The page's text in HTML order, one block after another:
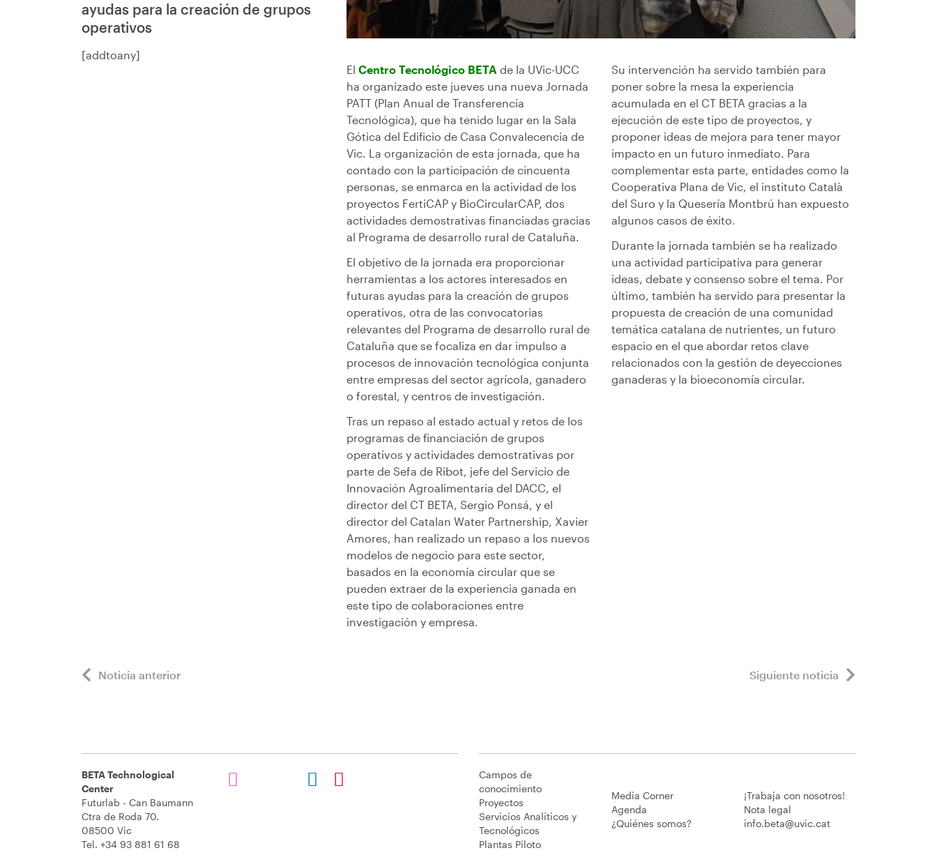
ayudas para la creación de grupos
operativos
[addtoany]
El Centro Tecnológico BETA de la UVic-UCC
ha organizado este jueves una nueva Jornada
PATT (Plan Anual de Transferencia
Tecnológica), que ha tenido lugar en la Sala
Gótica del Edificio de Casa Convalecencia de
Vic. La organización de esta jornada, que ha
contado con la participación de cincuenta
personas, se enmarca en la actividad de los
proyectos FertiCAP y BioCircularCAP, dos
actividades demostrativas financiadas gracias
al Programa de desarrollo rural de Cataluña.
El objetivo de la jornada era proporcionar
herramientas a los actores interesados en
futuras ayudas para la creación de grupos
operativos, otra de las convocatorias
relevantes del Programa de desarrollo rural de
Cataluña que se focaliza en dar impulso a
procesos de innovación tecnológica conjunta
entre empresas del sector agrícola, ganadero
o forestal, y centros de investigación.
Tras un repaso al estado actual y retos de los
programas de financiación de grupos
operativos y actividades demostrativas por
parte de Sefa de Ribot, jefe del Servicio de
Innovación Agroalimentaria del DACC, el
director del CT BETA, Sergio Ponsá, y el
director del Catalan Water Partnership, Xavier
Amores, han realizado un repaso a los nuevos
modelos de negocio para este sector,
basados en la economía circular que se
pueden extraer de la experiencia ganada en
este tipo de colaboraciones entre
investigación y empresa.
Su intervención ha servido también para
poner sobre la mesa la experiencia
acumulada en el CT BETA gracias a la
ejecución de este tipo de proyectos, y
proponer ideas de mejora para tener mayor
impacto en un futuro inmediato. Para
complementar esta parte, entidades como la
Cooperativa Plana de Vic, el instituto Català
del Suro y la Quesería Montbrú han expuesto
algunos casos de éxito.
Durante la jornada también se ha realizado
una actividad participativa para generar
ideas, debate y consenso sobre el tema. Por
último, también ha servido para presentar la
propuesta de creación de una comunidad
temática catalana de nutrientes, un futuro
espacio en el que abordar retos clave
relacionados con la gestión de deyecciones
ganaderas y la bioeconomía circular.
Noticia anterior Siguiente noticia
BETA Technological
Center
Futurlab - Can Baumann
Ctra de Roda 70.
08500 Vic
Tel. +34 93 881 61 68
Campos de
conocimiento
Proyectos
Servicios Analíticos y
Tecnológicos
Plantas Piloto
Media Corner
Agenda
¿Quiénes somos?
¡Trabaja con nosotros!
Nota legal
info.beta@uvic.cat